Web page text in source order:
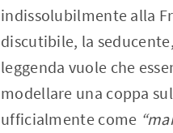
indissolubilmente alla
discutibile, la
leggenda vuole che
modellare una coppa
ufficialmente come